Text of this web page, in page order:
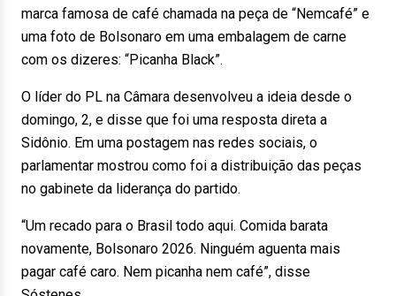
marca famosa de café chamada na peça de “Nemcafé” e
uma foto de Bolsonaro em uma embalagem de carne
com os dizeres: “Picanha Black”.
O líder do PL na Câmara desenvolveu a ideia desde o
domingo, 2, e disse que foi uma resposta direta a
Sidônio. Em uma postagem nas redes sociais, o
parlamentar mostrou como foi a distribuição das peças
no gabinete da liderança do partido.
“Um recado para o Brasil todo aqui. Comida barata
novamente, Bolsonaro 2026. Ninguém aguenta mais
pagar café caro. Nem picanha nem café”, disse